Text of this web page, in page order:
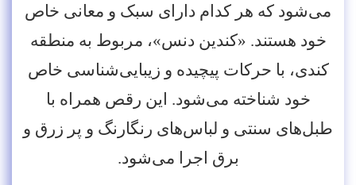
می‌شود که هر کدام دارای سبک و معانی خاص
خود هستند. «کندین دنس»، مربوط به منطقه
کندی، با حرکات پیچیده و زیبایی‌شناسی خاص
خود شناخته می‌شود. این رقص همراه با
طبل‌های سنتی و لباس‌های رنگارنگ و پر زرق و
برق اجرا می‌شود.